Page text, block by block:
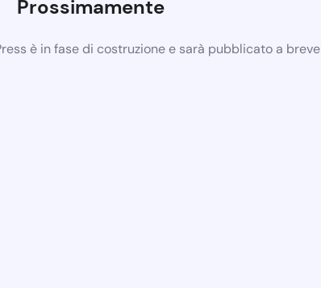
Prossimamente
è in fase di costruzione e sarà pubblicato a breve